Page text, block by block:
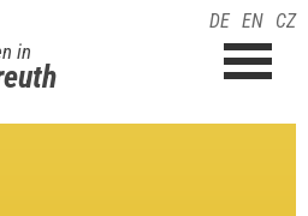
in
DE EN CZ